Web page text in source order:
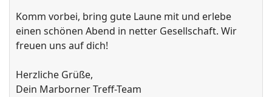
Komm vorbei, bring gute Laune mit und erlebe
einen schönen Abend in netter Gesellschaft. Wir
freuen uns auf dich!
Herzliche Grüße,
Dein Marborner Treff-Team